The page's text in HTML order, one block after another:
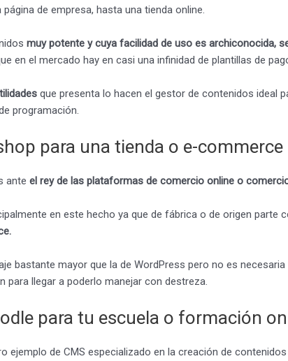
de empresa, hasta una tienda online.
muy potente y cuya facilidad de uso es archiconocida,
en el mercado hay en casi una infinidad de plantillas de
que presenta lo hacen el gestor de contenidos ideal
programación.
para una tienda o e-
anteel rey de las plataformas de comercio online o
en este hecho ya que de fábrica o de origen parte
bastante mayor que la de WordPress pero no es
para llegar a poderlo manejar con destreza.
para tu escuela o formación
ejemplo de CMS especializado en la creación de